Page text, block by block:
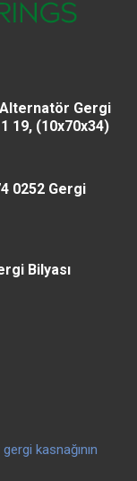
Gergi
19, (10x70x34)
0252 Gergi
Bilyası
kasnağının